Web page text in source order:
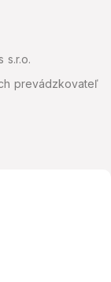
s.r.o.
prevádzkovateľ